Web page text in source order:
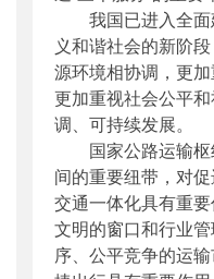
我国已进入全面
义和谐社会的新阶
源环境相协调，更
更加重视社会公平
调、可持续发展。
国家公路运输枢
间的重要纽带，对
交通一体化具有重
文明的窗口和行业
序、公平竞争的运